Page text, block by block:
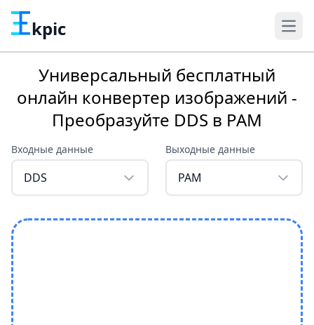
kpic
Универсальный бесплатный
онлайн конвертер изображений -
Преобразуйте DDS в PAM
Входные данные
DDS
Выходные данные
PAM